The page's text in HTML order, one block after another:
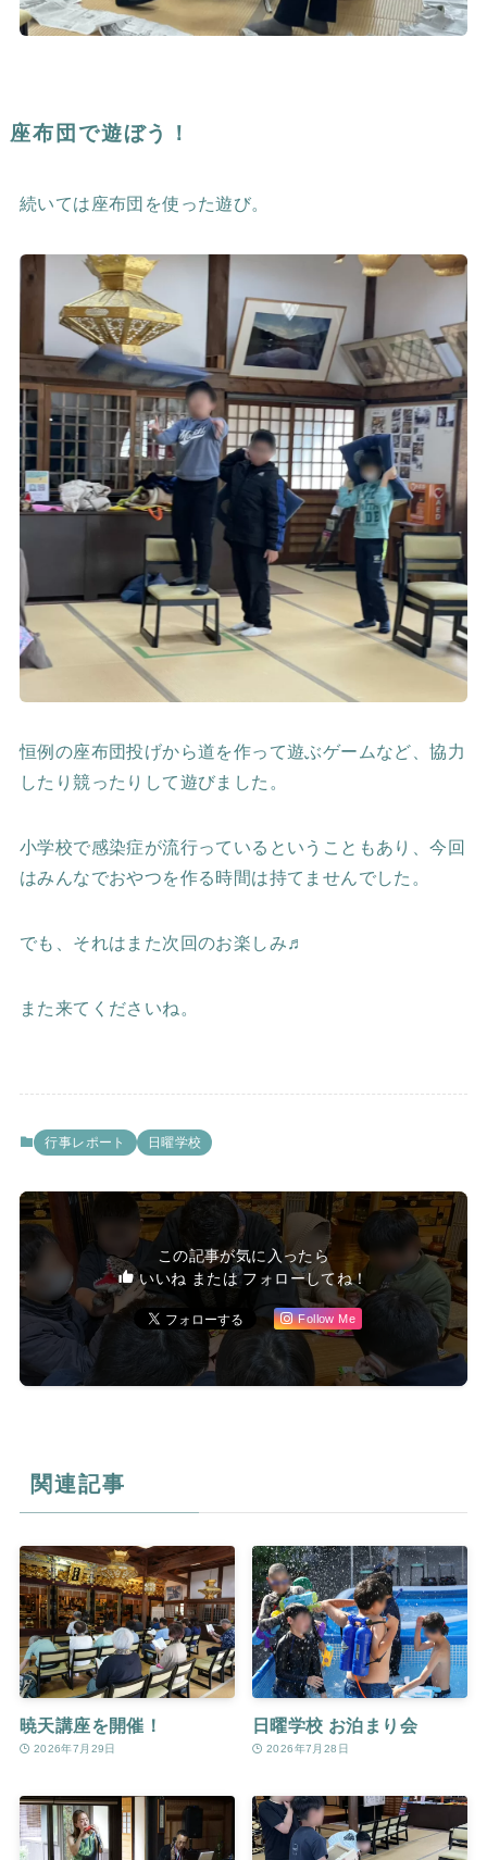
座布団で遊ぼう！
続いては座布団を使った遊び。
恒例の座布団投げから道を作って遊ぶゲームなど、協力
したり競ったりして遊びました。
小学校で感染症が流行っているということもあり、今回
はみんなでおやつを作る時間は持てませんでした。
でも、それはまた次回のお楽しみ♬
また来てくださいね。
行事レポート 日曜学校
この記事が気に入ったら
いいね または フォローしてね！
Follow Me
関連記事
暁天講座を開催！
2026年7月29日
日曜学校 お泊まり会
2026年7月28日